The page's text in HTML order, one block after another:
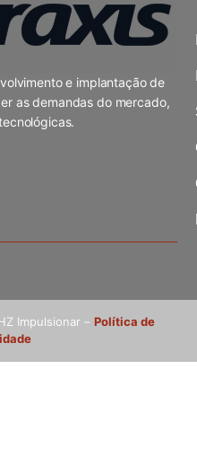
e implantação de
as demandas do mercado,
Impulsionar – Política de